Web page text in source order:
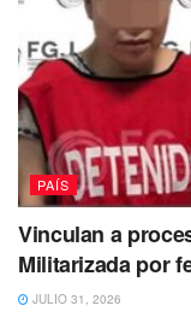
PAÍS
Vinculan a
Militarizada por
JULIO 31, 2026